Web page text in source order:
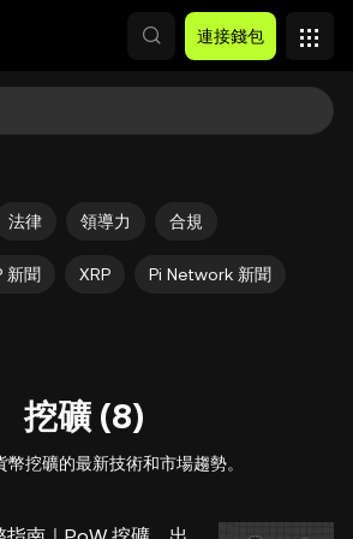
連接錢包
法律 領導力 合規
新聞 XRP Pi Network 新聞
挖礦 (8)
幣挖礦的最新技術和市場趨勢。